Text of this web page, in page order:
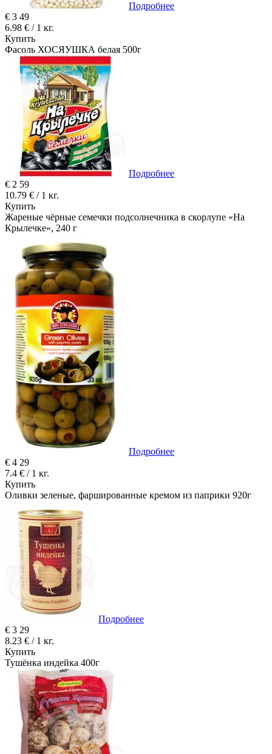
Подробнее
€ 3 49
6.98 € / 1 кг.
Купить
Фасоль ХОСЯУШКА белая 500г
Подробнее
€ 2 59
10.79 € / 1 кг.
Купить
Жареные чёрные семечки подсолнечника в скорлупе «На
Крылечке», 240 г
Подробнее
€ 4 29
7.4 € / 1 кг.
Купить
Оливки зеленые, фаршированные кремом из паприки 920г
Подробнее
€ 3 29
8.23 € / 1 кг.
Купить
Тушёнка индейка 400г